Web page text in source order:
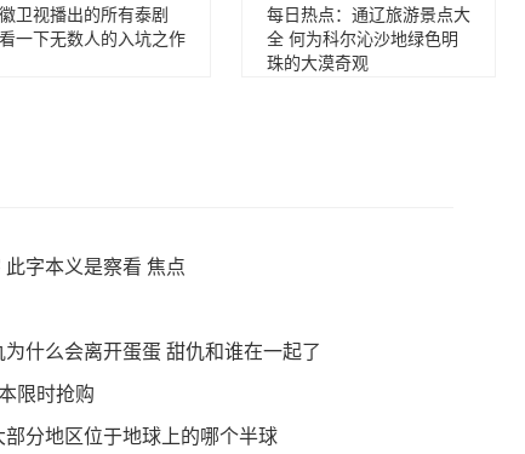
卫视播出的所有泰剧
一下无数人的入坑之作
每日热点：通辽旅游景点大
全 何为科尔沁沙地绿色明
珠的大漠奇观
字本义是察看 焦点
什么会离开蛋蛋 甜仇和谁在一起了
限时抢购
部分地区位于地球上的哪个半球